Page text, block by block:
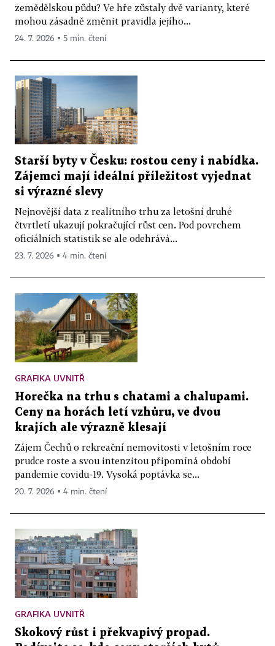
zemědělskou půdu? Ve hře zůstaly dvě varianty, které
mohou zásadně změnit pravidla jejího...
24. 7. 2026 ▪ 5 min. čtení
Starší byty v Česku: rostou ceny i nabídka.
Zájemci mají ideální příležitost vyjednat
si výrazné slevy
Nejnovější data z realitního trhu za letošní druhé
čtvrtletí ukazují pokračující růst cen. Pod povrchem
oficiálních statistik se ale odehrává...
23. 7. 2026 ▪ 4 min. čtení
GRAFIKA UVNITŘ
Horečka na trhu s chatami a chalupami.
Ceny na horách letí vzhůru, ve dvou
krajích ale výrazně klesají
Zájem Čechů o rekreační nemovitosti v letošním roce
prudce roste a svou intenzitou připomíná období
pandemie covidu-19. Vysoká poptávka se...
20. 7. 2026 ▪ 4 min. čtení
GRAFIKA UVNITŘ
Skokový růst i překvapivý propad.